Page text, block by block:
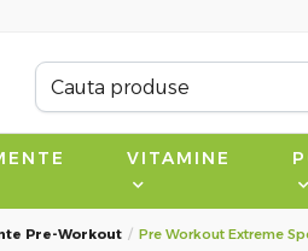
VITAMINE
Pre-Workout Pre Workout Extreme